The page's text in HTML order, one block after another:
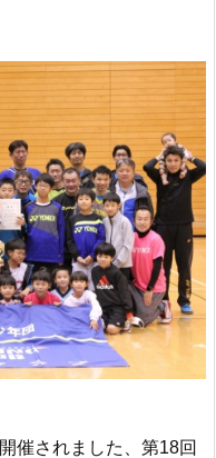
催されました、第18回